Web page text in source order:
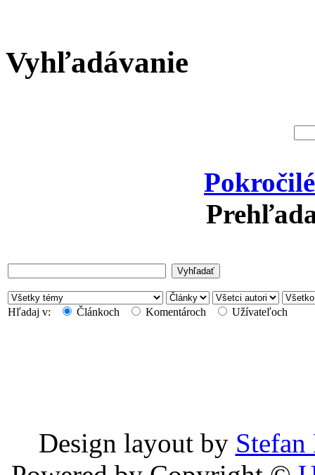
Vyhľadávanie
Hľadaj v: Článkoch Komentároch Užívateľoch
Design layout by Stefan